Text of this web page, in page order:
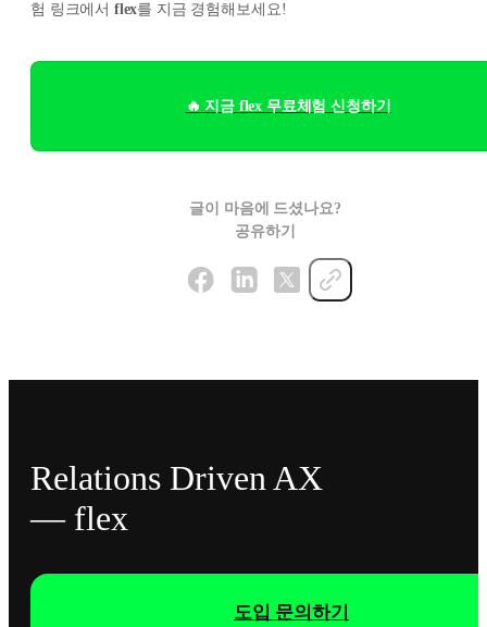
험 링크에서 flex를 지금 경험해보세요!
🔥 지금 flex 무료체험 신청하기
글이 마음에 드셨나요?
공유하기
Relations Driven AX
— flex
도입 문의하기